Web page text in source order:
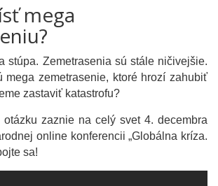
mega
stúpa. Zemetrasenia sú stále ničivejšie.
mega zemetrasenie, ktoré hrozí zahubiť
zastaviť katastrofu?
zaznie na celý svet 4. decembra
online konferencii „Globálna kríza.
sa!